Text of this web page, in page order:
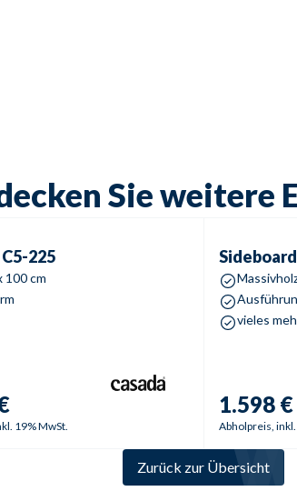
Sie weitere
C5-225
100 cm
19% MwSt.
Sideboard
vieles
1.598 €
Abholpreis,
Zurück zur Übersicht